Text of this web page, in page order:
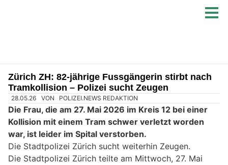
Zürich ZH: 82-jährige Fussgängerin stirbt nach
Tramkollision – Polizei sucht Zeugen
28.05.26 VON POLIZEI.NEWS REDAKTION
Die Frau, die am 27. Mai 2026 im Kreis 12 bei einer
Kollision mit einem Tram schwer verletzt worden
war, ist leider im Spital verstorben.
Die Stadtpolizei Zürich sucht weiterhin Zeugen.
Die Stadtpolizei Zürich teilte am Mittwoch, 27. Mai